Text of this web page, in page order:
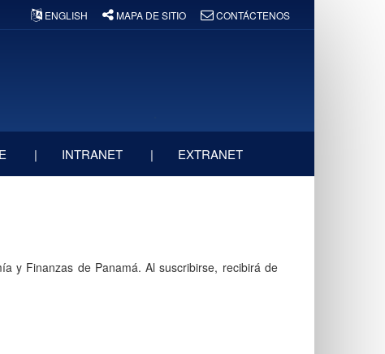
ENGLISH MAPA DE SITIO CONTÁCTENOS
INTRANET EXTRANET
y Finanzas de Panamá. Al suscribirse, recibirá de